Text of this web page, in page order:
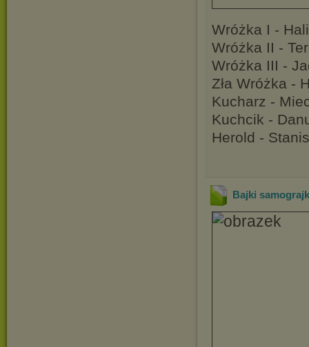
Wróżka I -
Wróżka II -
Wróżka III -
Zła Wróżka -
Kucharz -
Kuchcik -
Herold -
Bajki